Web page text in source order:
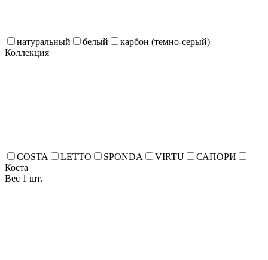
натуральный белый
карбон (темно-серый)
Коллекция
COSTA LETTO SPONDA VIRTU
САПОРИ
Коста
Вес 1 шт.